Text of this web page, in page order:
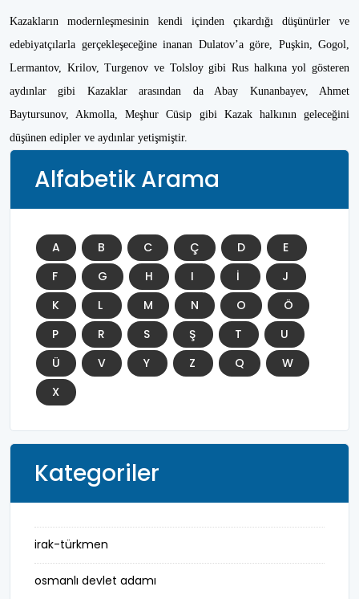
Kazakların modernleşmesinin kendi içinden çıkardığı düşünürler ve
edebiyatçılarla gerçekleşeceğine inanan Dulatov’a göre, Puşkin, Gogol,
Lermantov, Krilov, Turgenov ve Tolsloy gibi Rus halkına yol gösteren
aydınlar gibi Kazaklar arasından da Abay Kunanbayev, Ahmet
Baytursunov, Akmolla, Meşhur Cüsip gibi Kazak halkının geleceğini
düşünen edipler ve aydınlar yetişmiştir.
Alfabetik Arama
A B C Ç D
E
F
G H I İ
J
K
L M N O
Ö
P
R S Ş T
U
Ü
V Y Z Q
W
X
Kategoriler
irak-türkmen
osmanlı devlet adamı